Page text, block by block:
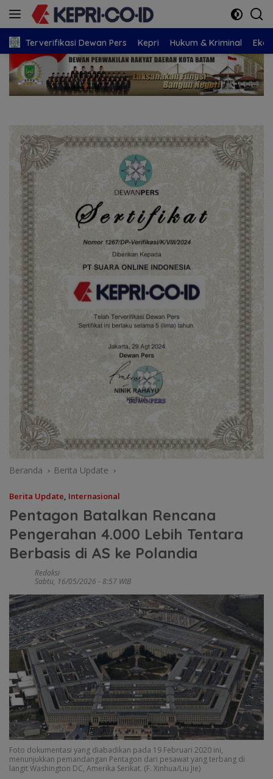
Langsung
Terverifikasi Dewan Pers Kepri Hukum & Kriminal
Beranda Berita Update
Berita Update, Internasional
Pentagon Batalkan Rencana
Pengerahan 4.000 Lebih Tentara
Berbasis di AS ke Polandia
Redaksi
Sabtu, 16/05/2026 - 8:57 WIB
Foto dokumentasi yang diabadikan pada 19 Februari 2020 ini,
menunjukkan pemandangan Pentagon dari pesawat yang terbang di
langit Washington DC, Amerika Serikat. (F. Xinhua/Liu Jie)